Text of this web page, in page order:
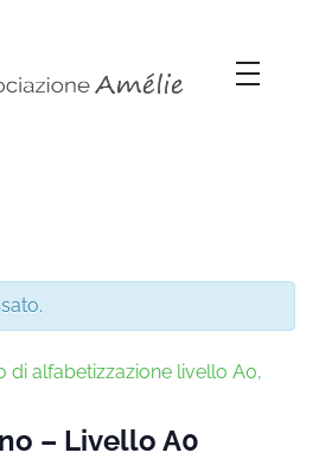
di alfabetizzazione livello A0,
– Livello A0